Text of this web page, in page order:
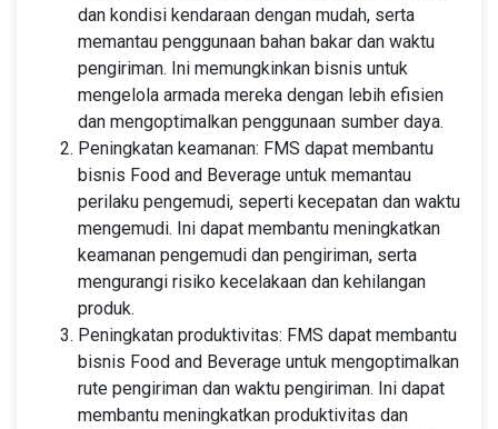
dan kondisi kendaraan dengan mudah, serta
memantau penggunaan bahan bakar dan waktu
pengiriman. Ini memungkinkan bisnis untuk
mengelola armada mereka dengan lebih efisien
dan mengoptimalkan penggunaan sumber daya.
Peningkatan keamanan: FMS dapat membantu
bisnis Food and Beverage untuk memantau
perilaku pengemudi, seperti kecepatan dan waktu
mengemudi. Ini dapat membantu meningkatkan
keamanan pengemudi dan pengiriman, serta
mengurangi risiko kecelakaan dan kehilangan
produk.
Peningkatan produktivitas: FMS dapat membantu
bisnis Food and Beverage untuk mengoptimalkan
rute pengiriman dan waktu pengiriman. Ini dapat
membantu meningkatkan produktivitas dan